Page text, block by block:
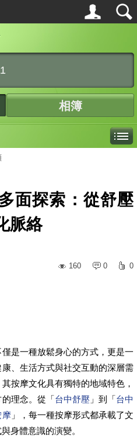
相簿
面探索：從舒壓
脈絡
160
0 0
是一種放鬆身心的方式，更是一
、生活方式與社交互動的深層需
按摩文化具有獨特的地域特色，
理念。從「台中舒壓 」到「台中
摩」，每一種按摩形式都承載了文
身體意識的演變。